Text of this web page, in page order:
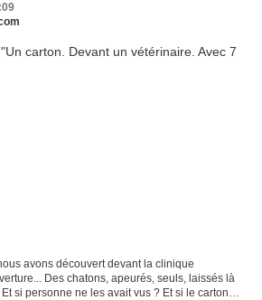
avons découvert devant la clinique
Des chatons, apeurés, seuls, laissés là
si personne ne les avait vus ? Et si le carton